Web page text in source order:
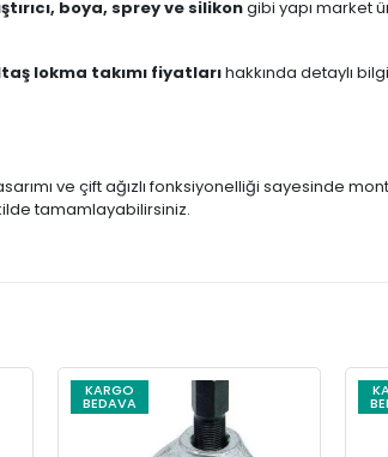
boya, sprey ve silikongibi yapı market
lokma takımı fiyatlarıhakkında detaylı
ve çift ağızlı fonksiyonelliği sayesinde
tamamlayabilirsiniz.
KARGO
BEDAVA